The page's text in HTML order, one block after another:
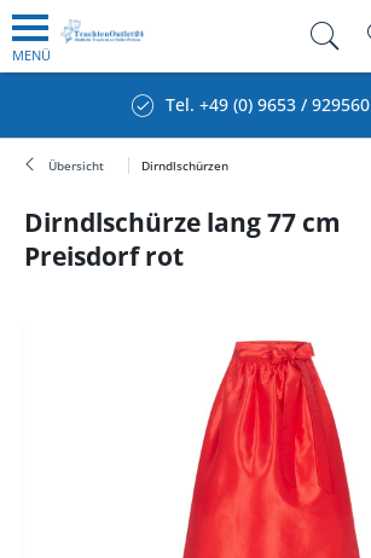
MENÜ
Tel. +49 (0) 9653 / 929560
Übersicht Dirndlschürzen
Dirndlschürze lang 77 cm
Preisdorf rot